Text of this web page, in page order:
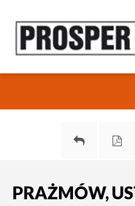
PRAŻMÓW,